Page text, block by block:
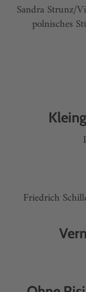
Sandra Strunz/
polnisches
Friedrich